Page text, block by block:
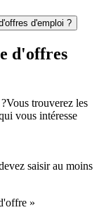
d'emploi ?
d'offres
Vous trouverez les
vous intéresse
saisir au moins
»